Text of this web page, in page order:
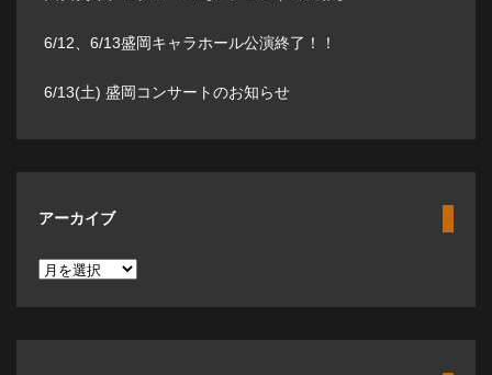
6/12、6/13盛岡キャラホール公演終了！！
6/13(土) 盛岡コンサートのお知らせ
アーカイブ
ア